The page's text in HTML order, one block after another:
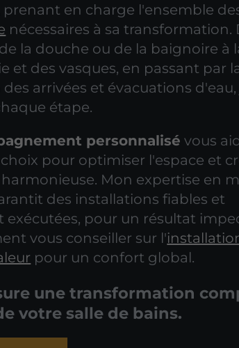
prenant en charge l'ensemble
nécessaires à sa transformation.
la douche ou de la baignoire à
et des vasques, en passant par
arrivées et évacuations d'eau,
étape.
personnalisé vous
choix pour optimiser l'espace et
Mon expertise en
des installations fiables et
pour un résultat
vous conseiller sur l'
pour un confort global.
une transformation
votre salle de bains.